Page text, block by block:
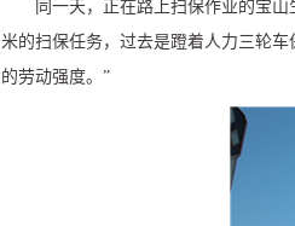
同一天，正在路上扫保作业的宝
米的扫保任务，过去是蹬着人力三轮
的劳动强度。”